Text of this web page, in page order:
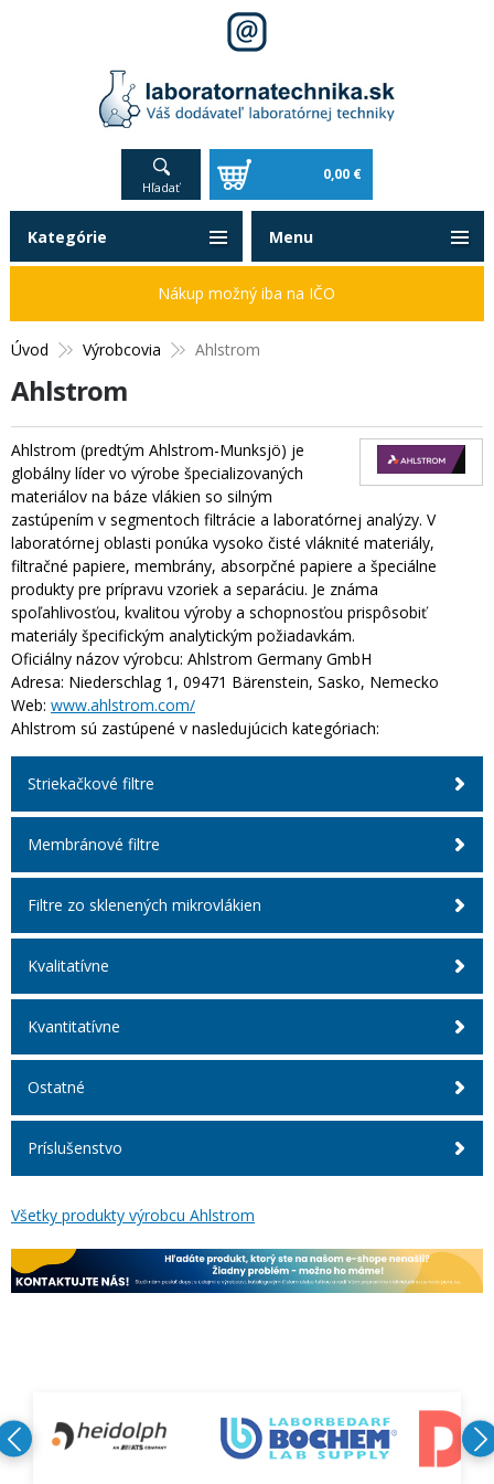
Hľadať
0,00 €
Úvod Výrobcovia Ahlstrom
Ahlstrom
Ahlstrom (predtým Ahlstrom-Munksjö) je
globálny líder vo výrobe špecializovaných
materiálov na báze vlákien so silným
zastúpením v segmentoch filtrácie a laboratórnej analýzy. V
laboratórnej oblasti ponúka vysoko čisté vláknité materiály,
filtračné papiere, membrány, absorpčné papiere a špeciálne
produkty pre prípravu vzoriek a separáciu. Je známa
spoľahlivosťou, kvalitou výroby a schopnosťou prispôsobiť
materiály špecifickým analytickým požiadavkám.
Oficiálny názov výrobcu: Ahlstrom Germany GmbH
Adresa: Niederschlag 1, 09471 Bärenstein, Sasko, Nemecko
Web: www.ahlstrom.com/
Ahlstrom sú zastúpené v nasledujúcich kategóriach:
Striekačkové filtre
Membránové filtre
Filtre zo sklenených mikrovlákien
Kvalitatívne
Kvantitatívne
Ostatné
Príslušenstvo
Všetky produkty výrobcu Ahlstrom
Kategórie
Nákup možný iba na IČO
Menu